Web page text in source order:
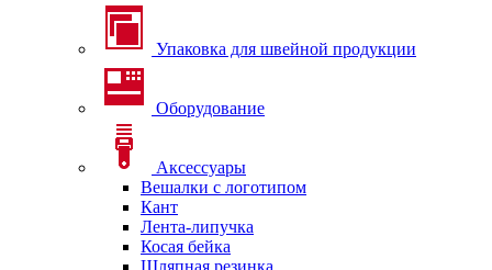
Упаковка для швейной продукции
Оборудование
Аксессуары
Вешалки с логотипом
Кант
Лента-липучка
Косая бейка
Шляпная резинка